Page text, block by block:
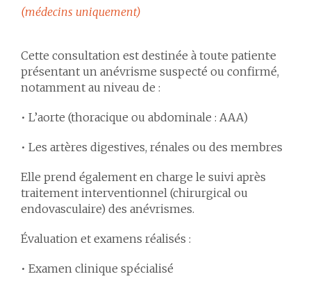
(médecins uniquement)
Cette consultation est destinée à tout·e patient·e
présentant un anévrisme suspecté ou confirmé,
notamment au niveau de :
• L’aorte (thoracique ou abdominale : AAA)
• Les artères digestives, rénales ou des membres
Elle prend également en charge le suivi après
traitement interventionnel (chirurgical ou
endovasculaire) des anévrismes.
Évaluation et examens réalisés :
• Examen clinique spécialisé